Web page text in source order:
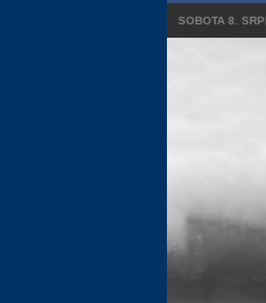
SOBOTA 8.